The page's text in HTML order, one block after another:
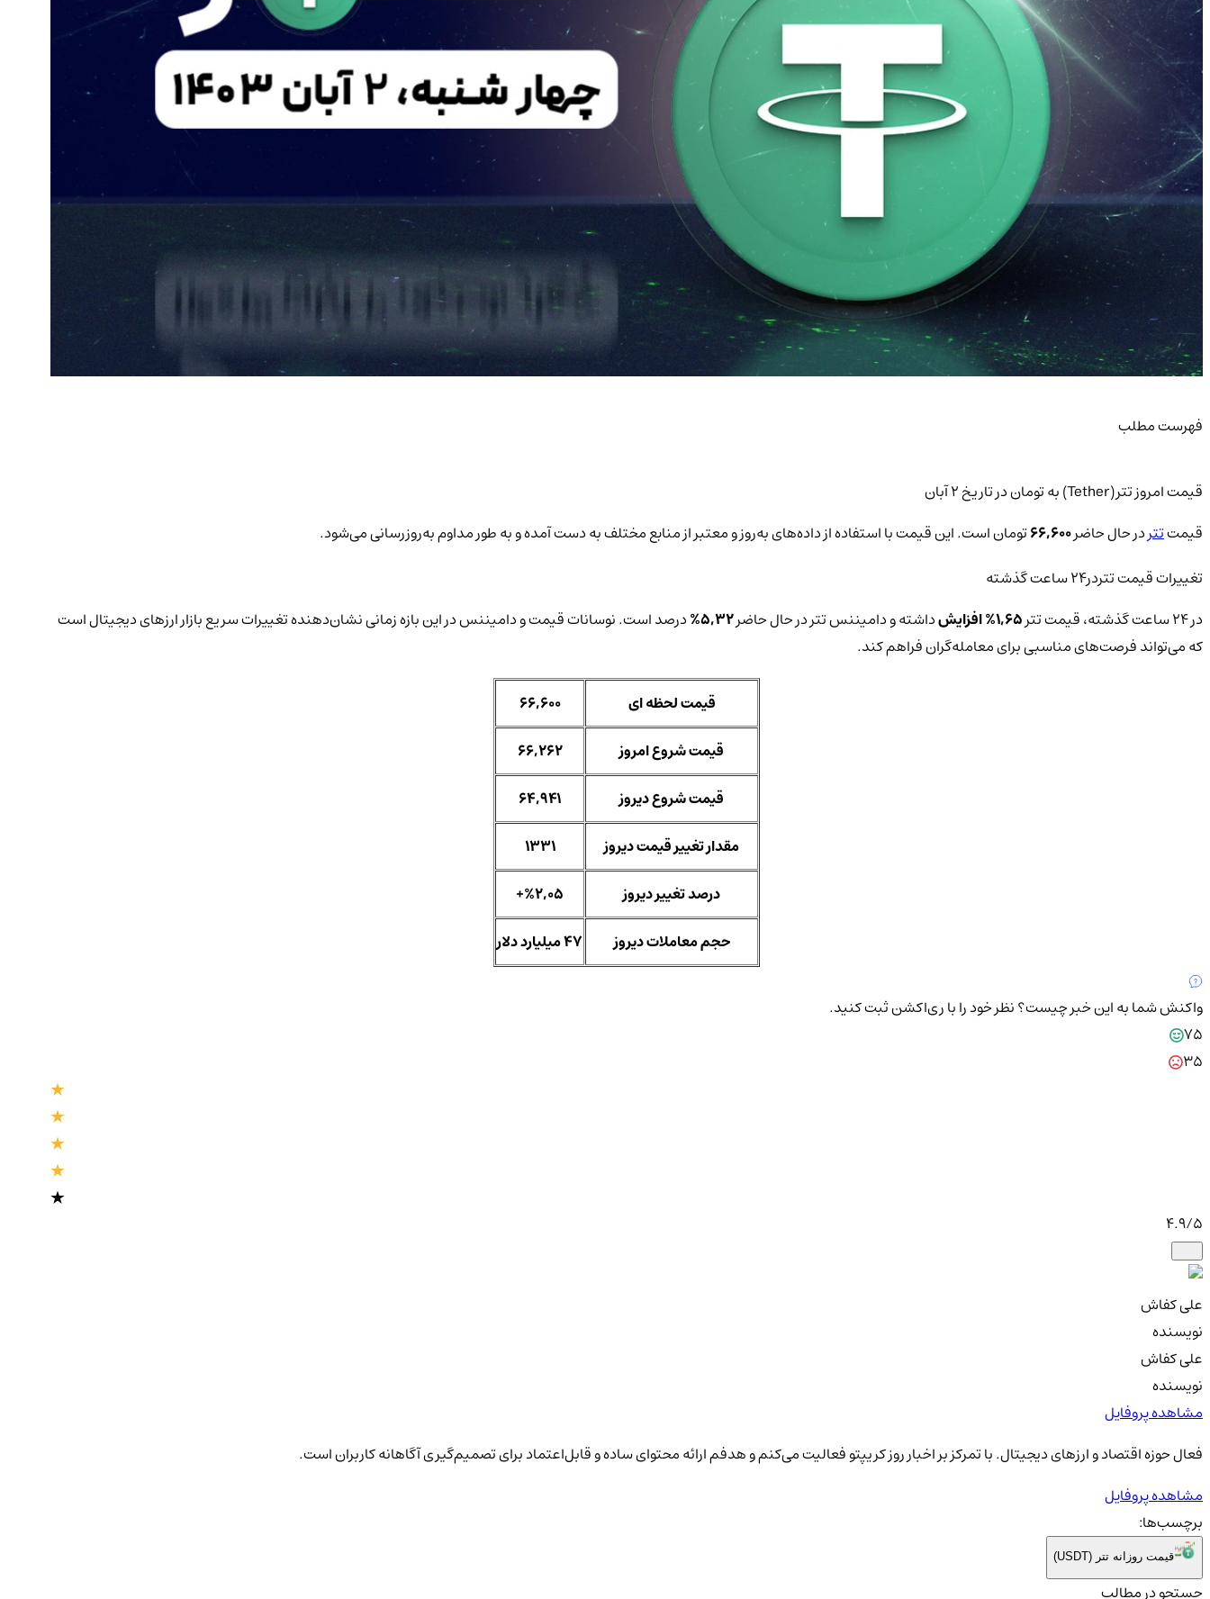
فهرست مطلب
قیمت امروز تتر(Tether) به تومان در تاریخ 2 آبان
قیمتتتردر حال حاضر66,600تومان است. این قیمت با استفاده از داده‌های به‌روز و معتبر از منابع مختلف به دست آمده و به طور مداوم به‌روزرسانی می‌شود.
تغییرات قیمت تتردر24 ساعت گذشته
در 24 ساعت گذشته، قیمت تتر
1,65% افزایش داشته و دامیننس تتر در حال حاضر5,32% درصد است. نوسانات قیمت و دامیننس در این بازه زمانی نشان‌دهنده تغییرات سریع بازار ارزهای دیجیتال است
که می‌تواند فرصت‌های مناسبی برای معامله‌گران فراهم کند.
قیمت لحظه ای
66,600
قیمت شروع امروز
66,262
قیمت شروع دیروز
64,941
مقدار تغییر قیمت دیروز
1331
درصد تغییر دیروز
%2,05+
حجم معاملات دیروز
47 میلیارد دلار
واکنش شما به این خبر چیست؟نظر خود را با ری‌اکشن ثبت کنید.
75
35
4.9/5
علی کفاش
نویسنده
علی کفاش
نویسنده
مشاهده پروفایل
فعال حوزه اقتصاد و ارزهای دیجیتال. با تمرکز بر اخبار روز کریپتو فعالیت می‌کنم و هدفم ارائه محتوای ساده و قابل‌اعتماد برای تصمیم‌گیری آگاهانه کاربران است.
مشاهده پروفایل
برچسب‌ها:
قیمت روزانه تتر (USDT)
جستجو در مطالب